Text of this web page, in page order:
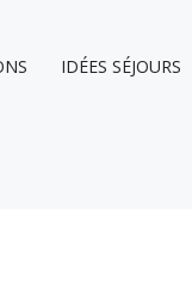
IDÉES SÉJOURS